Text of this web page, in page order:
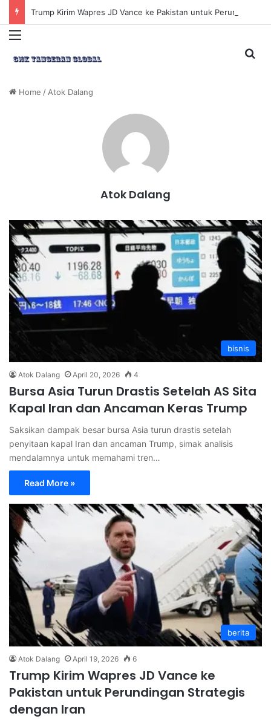
Menu
Home / Atok Dalang
Atok Dalang
bisnis
Atok Dalang April 20, 2026 4
Bursa Asia Turun Drastis Setelah AS Sita
Kapal Iran dan Ancaman Keras Trump
Saksikan dampak besar bursa Asia turun drastis setelah
penyitaan kapal Iran dan ancaman Trump, simak analisis
mendalamnya untuk memahami tren…
Read More »
berita
Atok Dalang April 19, 2026 6
Trump Kirim Wapres JD Vance ke
Pakistan untuk Perundingan Strategis
dengan Iran